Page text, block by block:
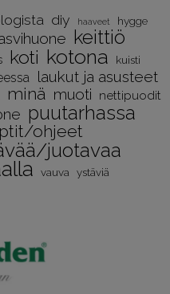
diy haaveet hygge
keittiö
koti kotona kuisti
laukut ja asusteet
minä muoti nettipuodit
puutarhassa
ohjeet
juotavaa
vauva ystäviä